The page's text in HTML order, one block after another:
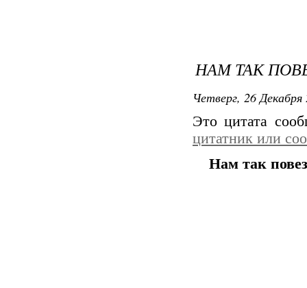
НАМ ТАК
Четверг, 26
Это цитата
цитатник или
Нам так